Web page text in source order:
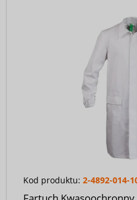
Kod produktu: 2-4892-014-